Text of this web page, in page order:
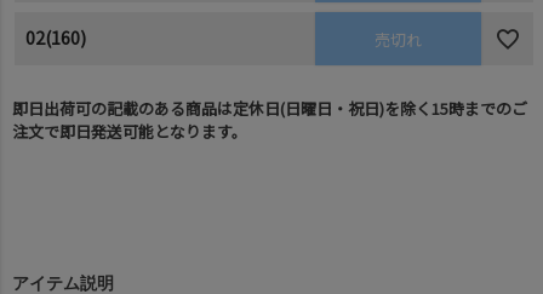
02(160) 売切れ
即日出荷可の記載のある商品は定休日(日曜日・祝日)を除く15時までのご
注文で即日発送可能となります。
アイテム説明